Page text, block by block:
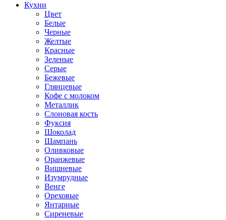
Кухни
Цвет
Белые
Черные
Желтые
Красные
Зеленые
Серые
Бежевые
Глянцевые
Кофе с молоком
Металлик
Слоновая кость
Фуксия
Шоколад
Шампань
Оливковые
Оранжевые
Вишневые
Изумрудные
Венге
Ореховые
Янтарные
Сиреневые